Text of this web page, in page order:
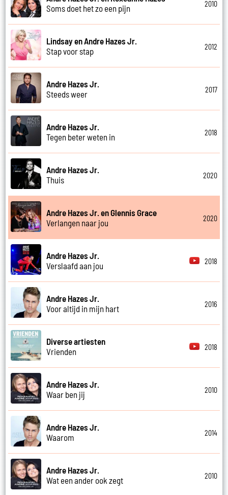
Soms doet het zo een pijn
2010
Lindsay en Andre Hazes Jr.
Stap voor stap
2012
Andre Hazes Jr.
Steeds weer
2017
Andre Hazes Jr.
Tegen beter weten in
2018
Andre Hazes Jr.
Thuis
2020
Andre Hazes Jr. en Glennis Grace
Verlangen naar jou
2020
Andre Hazes Jr.
Verslaafd aan jou
2018
Andre Hazes Jr.
Voor altijd in mijn hart
2016
Diverse artiesten
Vrienden
2018
Andre Hazes Jr.
Waar ben jij
2010
Andre Hazes Jr.
Waarom
2014
Andre Hazes Jr.
Wat een ander ook zegt
2010